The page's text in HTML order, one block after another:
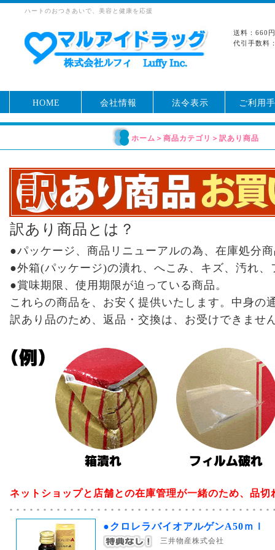
ハートのおつきあいで、美容と健康を応援
送料：660
代引手数料
HOME 会社情報 法令表示 ご利用
ホーム ＞商品カテゴリ ＞訳あり商品
訳あり商品とは？
●パッケージ、商品リニューアルの為、在庫処分
●外箱(パッケージ)の潰れ、へこみ、キズ、汚れ
●賞味期限、使用期限が迫っている商品。
これらの商品を、お安く提供いたします。中身
訳あり品のため、返品・交換は、お受けできませ
ネットショップと店舗との在庫管理が一緒のため、品
●クロレラバイオアルゲンA50ｍｌ
三井物産株式会社